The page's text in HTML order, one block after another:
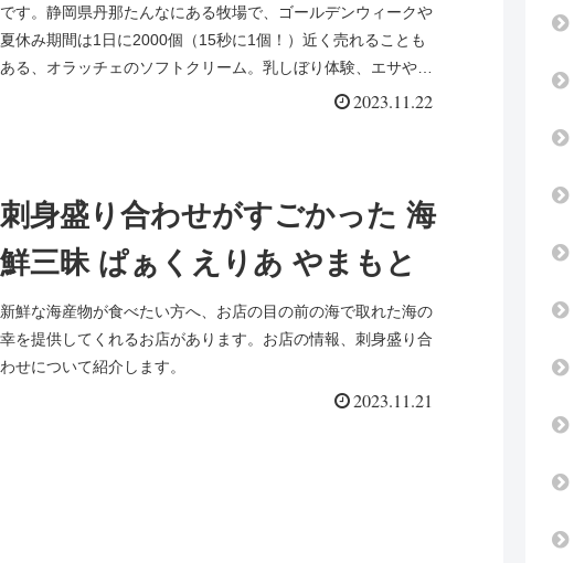
です。静岡県丹那たんなにある牧場で、ゴールデンウィークや
夏休み期間は1日に2000個（15秒に1個！）近く売れることも
ある、オラッチェのソフトクリーム。乳しぼり体験、エサやり
2023.11.22
刺身盛り合わせがすごかった 海
鮮三昧 ぱぁくえりあ やまもと
新鮮な海産物が食べたい方へ、お店の目の前の海で取れた海の
幸を提供してくれるお店があります。お店の情報、刺身盛り合
わせについて紹介します。
2023.11.21